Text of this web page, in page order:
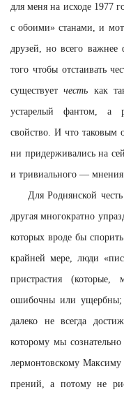
для меня на исходе 1977
с обоими» станами, и
друзей, но всего важнее
того чтобы отстаивать
существуетчесть как
устарелый фантом, а
свойство. И что таковым
ни придерживались на
и тривиального —
Для Роднянской
другая многократно
которых вроде бы
крайней мере, люди
пристрастия
ошибочны или ущербны;
далеко не всегда
которому мы
лермонтовскому
прений, а потому не